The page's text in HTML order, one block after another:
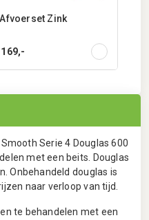
Afvoerset Zink
169,-
Serie 4 Douglas 600
met een beits. Douglas
Onbehandeld douglas is
naar verloop van tijd.
te behandelen met een